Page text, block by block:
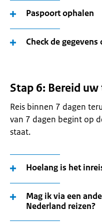
Paspoort ophalen
Check de
Stap 6: Bereid
Reis binnen 7 dagen
van 7 dagen begint op
staat.
Hoelang is het
Mag ik via een
Nederland reizen?